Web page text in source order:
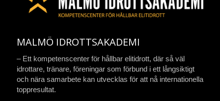
MALMÖ IDROTTSAKADEMI
– Ett kompetenscenter för hållbar elitidrott, där så väl
idrottare, tränare, föreningar som förbund i ett långsiktigt
och nära samarbete kan utvecklas för att nå internationella
toppresultat.